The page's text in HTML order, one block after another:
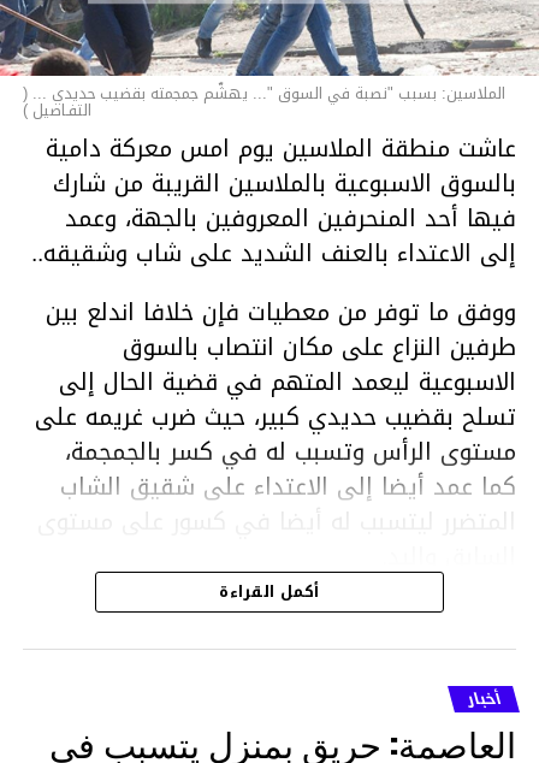
الملاسين: بسبب "نصبة في السوق "... يهشّم جمجمته بقضيب حديدي ... (
التفـاصيل )
عاشت منطقة الملاسين يوم امس معركة دامية
بالسوق الاسبوعية بالملاسين القريبة من شارك
فيها أحد المنحرفين المعروفين بالجهة، وعمد
إلى الاعتداء بالعنف الشديد على شاب وشقيقه..
ووفق ما توفر من معطيات فإن خلافا اندلع بين
طرفين النزاع على مكان انتصاب بالسوق
الاسبوعية ليعمد المتهم في قضية الحال إلى
تسلح بقضيب حديدي كبير، حيث ضرب غريمه على
مستوى الرأس وتسبب له في كسر بالجمجمة،
كما عمد أيضا إلى الاعتداء على شقيق الشاب
المتضرر ليتسبب له أيضا في كسور على مستوى
هذا وقد تمكن أعوان مركز الأمن الوطني بحي
هلال في توقيت قياسي من محاصرة المشتبه به
والقبض عليه وإحالته على التحقيق في خصوص
ما نُسبه إليه.
أكمل القراءة
أخبار
العاصمة: حريق بمنزل يتسبب في